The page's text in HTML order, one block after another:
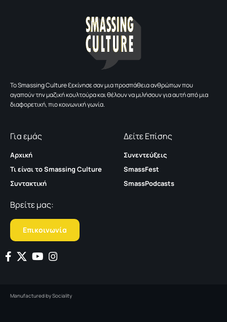
To Smassing Culture ξεκίνησε σαν μια προσπάθεια ανθρώπων που
αγαπούν την μαζική κουλτούρα και θέλουν να μιλήσουν για αυτή από μια
διαφορετική, πιο κοινωνική γωνία.
Για εμάς
Αρχική
Τι είναι το Smassing Culture
Συντακτική
Δείτε Επίσης
Συνεντεύξεις
SmassFest
SmassPodcasts
Βρείτε μας:
Επικοινωνία
Manufactured bySociality